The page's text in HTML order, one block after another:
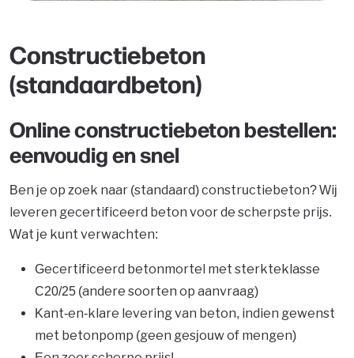
Constructiebeton
(standaardbeton)
Online constructiebeton bestellen:
eenvoudig en snel
Ben je op zoek naar (standaard) constructiebeton? Wij
leveren gecertificeerd beton voor de scherpste prijs.
Wat je kunt verwachten:
Gecertificeerd betonmortel met sterkteklasse
C20/25 (andere soorten op aanvraag)
Kant-en-klare levering van beton, indien gewenst
met betonpomp (geen gesjouw of mengen)